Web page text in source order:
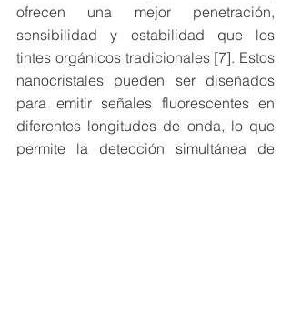
ofrecen una mejor penetración,
sensibilidad y estabilidad que los
tintes orgánicos tradicionales [7]. Estos
nanocristales pueden ser diseñados
para emitir señales fluorescentes en
diferentes longitudes de onda, lo que
permite la detección simultánea de